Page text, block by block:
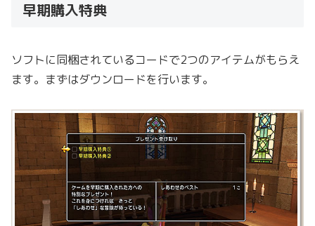
早期購入特典
ソフトに同梱されているコードで2つのアイテムがもらえ
ます。まずはダウンロードを行います。